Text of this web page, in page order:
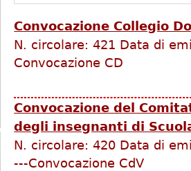
Convocazione Collegio
N. circolare:421 Data di
Convocazione CD
Convocazione del
degli insegnanti di
N. circolare:420 Data di
---Convocazione CdV